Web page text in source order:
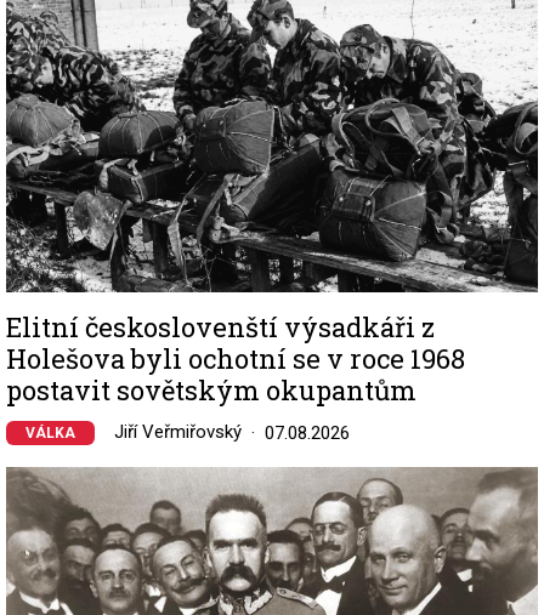
Elitní českoslovenští výsadkáři z
Holešova byli ochotní se v roce 1968
postavit sovětským okupantům
VÁLKA Jiří Veřmiřovský 07.08.2026
Image